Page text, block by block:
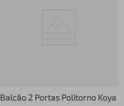
Balcão 2 Portas Politorno Koya